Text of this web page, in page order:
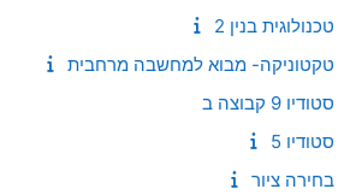
טכנולוגית בנין 2
טקטוניקה- מבוא למחשבה מרחבית
סטודיו 9 קבוצה ב
סטודיו 5
בחירה ציור